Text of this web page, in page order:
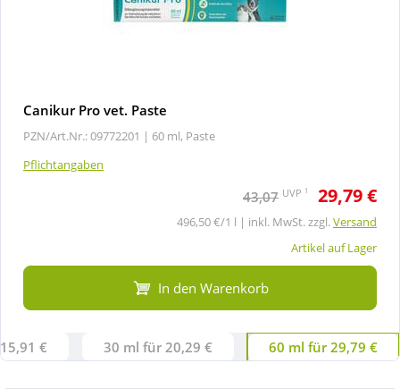
Canikur Pro vet. Paste
PZN/Art.Nr.: 09772201 | 60 ml, Paste
Pflichtangaben
43,07 UVP 1 29,79 €
496,50 €/1 l | inkl. MwSt. zzgl.Versand
Artikel auf Lager
In den Warenkorb
€ 30 ml für 20,29 € 60 ml für 29,79 €